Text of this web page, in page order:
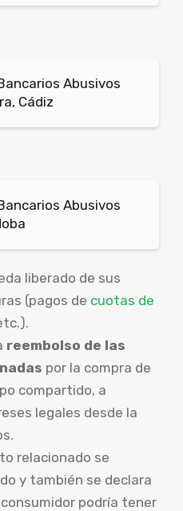
Abusivos
Cádiz
Abusivos
liberado de sus
(pagos de cuotas de
reembolso de las
por la compra de
compartido, a
legales desde la
relacionado se
y también se declara
podría tener